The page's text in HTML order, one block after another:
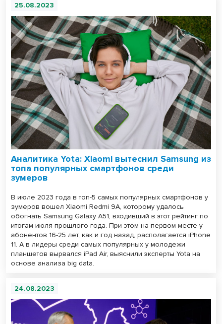
25.08.2023
Аналитика Yota: Xiaomi вытеснил Samsung из
топа популярных смартфонов среди
зумеров
В июле 2023 года в топ-5 самых популярных смартфонов у
зумеров вошел Xiaomi Redmi 9A, которому удалось
обогнать Samsung Galaxy A51, входивший в этот рейтинг по
итогам июля прошлого года. При этом на первом месте у
абонентов 16-25 лет, как и год назад, располагается iPhone
11. А в лидеры среди самых популярных у молодежи
планшетов вырвался iPad Air, выяснили эксперты Yota на
основе анализа big data.
24.08.2023